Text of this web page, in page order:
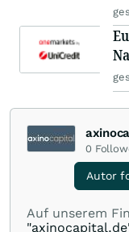
0
Autor
Auf unserem